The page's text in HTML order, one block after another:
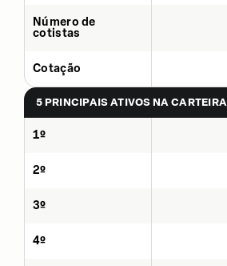
Número de
cotistas
Cotação
5 PRINCIPAIS ATIVOS NA CARTEIRA
1º
2º
3º
4º